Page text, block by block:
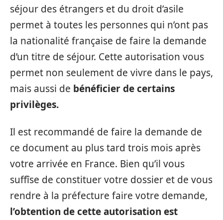
séjour des étrangers et du droit d’asile
permet à toutes les personnes qui n’ont pas
la nationalité française de faire la demande
d’un titre de séjour. Cette autorisation vous
permet non seulement de vivre dans le pays,
mais aussi de bénéficier de certains
privilèges.
Il est recommandé de faire la demande de
ce document au plus tard trois mois après
votre arrivée en France. Bien qu’il vous
suffîse de constituer votre dossier et de vous
rendre à la préfecture faire votre demande,
l’obtention de cette autorisation est